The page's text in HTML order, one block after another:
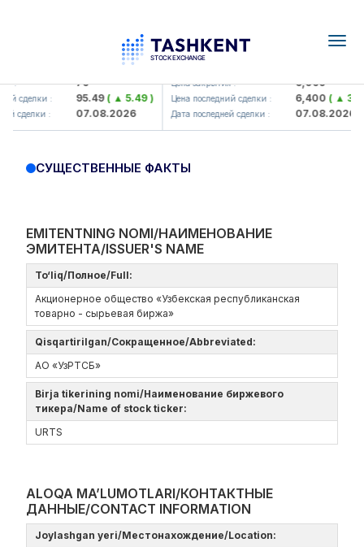
: 79
сделки : 95.49( ▲ 5.49 )
сделки : 07.08.2026
UZMK (<O'zmetkombinat> AJ)
Цена закрытия : 6,099
Цена последний сделки : 6,400( ▲
Дата последней сделки : 07.08.2026
СУЩЕСТВЕННЫЕ ФАКТЫ
EMITENTNING NOMI/НАИМЕНОВАНИЕ
ЭМИТЕНТА/ISSUER'S NAME
To‘liq/Полное/Full:
Акционерное общество «Узбекская республиканская
товарно - сырьевая биржа»
Qisqartirilgan/Сокращенное/Abbreviated:
АО «УзРТСБ»
Birja tikerining nomi/Наименование биржевого
тикера/Name of stock ticker:
URTS
ALOQA MA’LUMOTLARI/КОНТАКТНЫЕ
ДАННЫЕ/CONTACT INFORMATION
Joylashgan yeri/Местонахождение/Location: